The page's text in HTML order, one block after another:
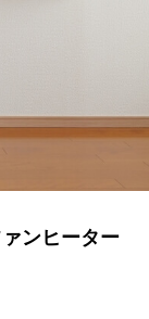
ンヒーター